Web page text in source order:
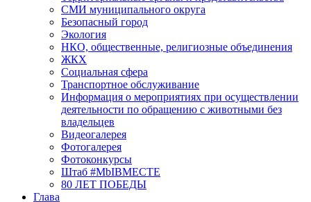
СМИ муниципального округа
Безопасный город
Экология
НКО, общественные, религиозные объединения
ЖКХ
Социальная сфера
Транспортное обслуживание
Информация о мероприятиях при осуществлении
деятельности по обращению с животными без
владельцев
Видеогалерея
Фотогалерея
Фотоконкурсы
Штаб #MbIBMECTE
80 ЛЕТ ПОБЕДЫ
Глава